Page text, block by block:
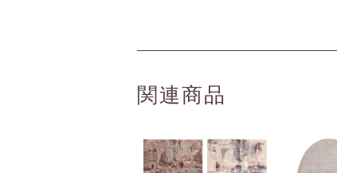
関連商品